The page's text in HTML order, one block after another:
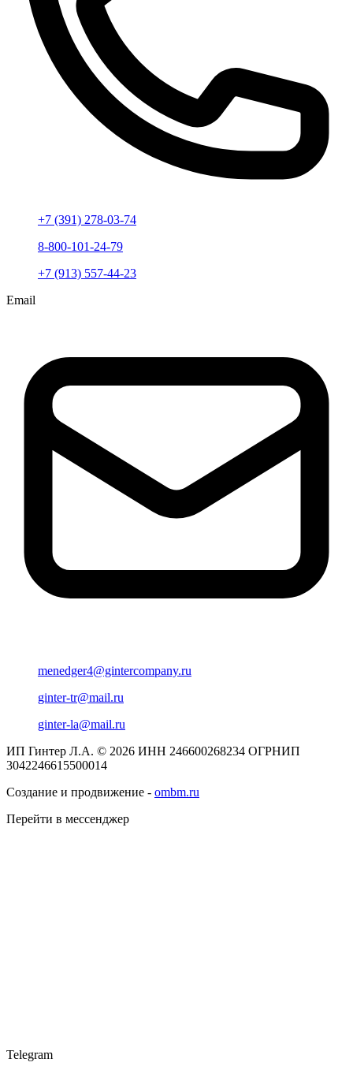
+7 (391) 278-03-74
8-800-101-24-79
+7 (913) 557-44-23
Email
menedger4@gintercompany.ru
ginter-tr@mail.ru
ginter-la@mail.ru
ИП Гинтер Л.А. © 2026 ИНН 246600268234 ОГРНИП
3042246615500014
Создание и продвижение - ombm.ru
Перейти в мессенджер
Telegram